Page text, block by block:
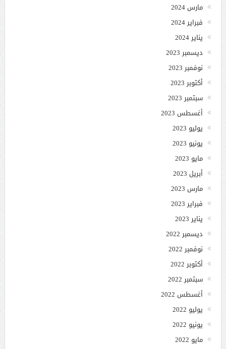
مارس 2024
فبراير 2024
يناير 2024
ديسمبر 2023
نوفمبر 2023
أكتوبر 2023
سبتمبر 2023
أغسطس 2023
يوليو 2023
يونيو 2023
مايو 2023
أبريل 2023
مارس 2023
فبراير 2023
يناير 2023
ديسمبر 2022
نوفمبر 2022
أكتوبر 2022
سبتمبر 2022
أغسطس 2022
يوليو 2022
يونيو 2022
مايو 2022